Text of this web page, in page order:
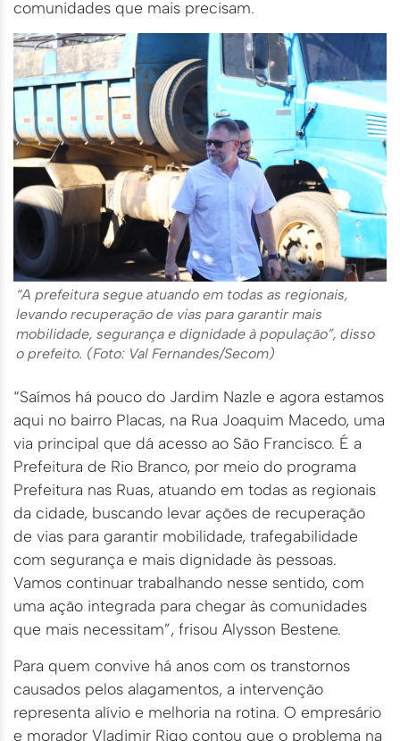
comunidades que mais precisam.
“A prefeitura segue atuando em todas as regionais,
levando recuperação de vias para garantir mais
mobilidade, segurança e dignidade à população”, disso
o prefeito. (Foto: Val Fernandes/Secom)
“Saímos há pouco do Jardim Nazle e agora estamos
aqui no bairro Placas, na Rua Joaquim Macedo, uma
via principal que dá acesso ao São Francisco. É a
Prefeitura de Rio Branco, por meio do programa
Prefeitura nas Ruas, atuando em todas as regionais
da cidade, buscando levar ações de recuperação
de vias para garantir mobilidade, trafegabilidade
com segurança e mais dignidade às pessoas.
Vamos continuar trabalhando nesse sentido, com
uma ação integrada para chegar às comunidades
que mais necessitam”, frisou Alysson Bestene.
Para quem convive há anos com os transtornos
causados pelos alagamentos, a intervenção
representa alívio e melhoria na rotina. O empresário
e morador Vladimir Rigo contou que o problema na